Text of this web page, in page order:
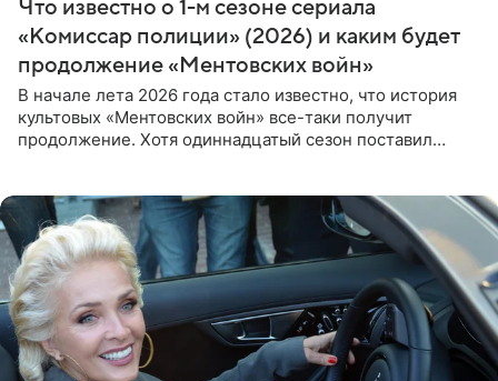
Что известно о 1-м сезоне сериала
«Комиссар полиции» (2026) и каким будет
продолжение «Ментовских войн»
В начале лета 2026 года стало известно, что история
культовых «Ментовских войн» все-таки получит
продолжение. Хотя одиннадцатый сезон поставил